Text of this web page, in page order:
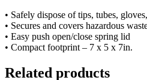
• Safely dispose of tips, tubes,
• Secures and covers hazardous
• Easy push open/close spring lid
• Compact footprint – 7 x 5 x 7in.
Related products